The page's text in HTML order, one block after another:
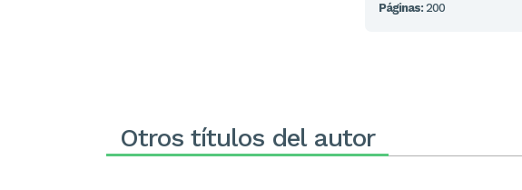
Páginas: 200
Otros títulos del autor